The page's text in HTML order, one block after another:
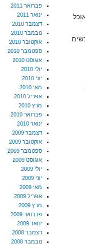
פברואר 2011
ינואר 2011
דצמבר 2010
נובמבר 2010
אוקטובר 2010
ספטמבר 2010
אוגוסט 2010
יולי 2010
יוני 2010
מאי 2010
אפריל 2010
מרץ 2010
פברואר 2010
ינואר 2010
דצמבר 2009
אוקטובר 2009
ספטמבר 2009
אוגוסט 2009
יולי 2009
יוני 2009
מאי 2009
אפריל 2009
מרץ 2009
פברואר 2009
ינואר 2009
דצמבר 2008
נובמבר 2008